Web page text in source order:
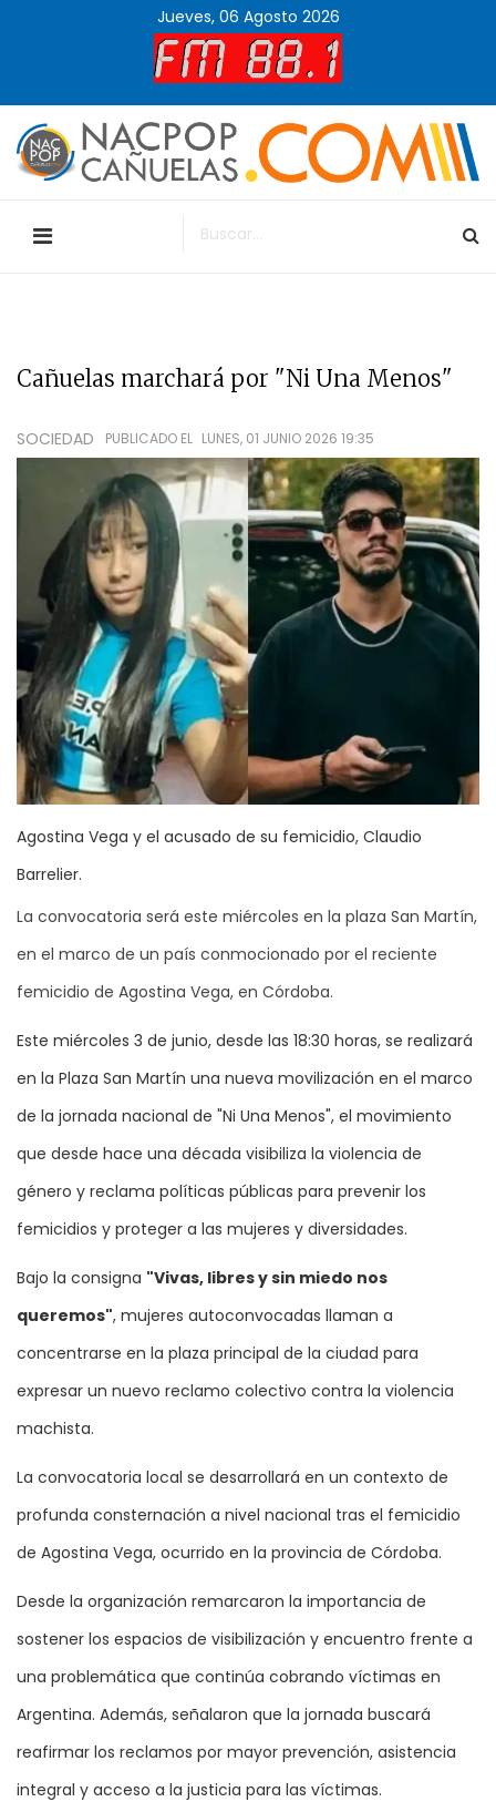
Jueves, 06 Agosto 2026
Cañuelas marchará por "Ni Una Menos"
SOCIEDAD PUBLICADO EL LUNES, 01 JUNIO 2026 19:35
Agostina Vega y el acusado de su femicidio, Claudio
Barrelier.
La convocatoria será este miércoles en la plaza San Martín,
en el marco de un país conmocionado por el reciente
femicidio de Agostina Vega, en Córdoba.
Este miércoles 3 de junio, desde las 18:30 horas, se realizará
en la Plaza San Martín una nueva movilización en el marco
de la jornada nacional de "Ni Una Menos", el movimiento
que desde hace una década visibiliza la violencia de
género y reclama políticas públicas para prevenir los
femicidios y proteger a las mujeres y diversidades.
Bajo la consigna "Vivas, libres y sin miedo nos
queremos", mujeres autoconvocadas llaman a
concentrarse en la plaza principal de la ciudad para
expresar un nuevo reclamo colectivo contra la violencia
machista.
La convocatoria local se desarrollará en un contexto de
profunda consternación a nivel nacional tras el femicidio
de Agostina Vega, ocurrido en la provincia de Córdoba.
Desde la organización remarcaron la importancia de
sostener los espacios de visibilización y encuentro frente a
una problemática que continúa cobrando víctimas en
Argentina. Además, señalaron que la jornada buscará
reafirmar los reclamos por mayor prevención, asistencia
integral y acceso a la justicia para las víctimas.